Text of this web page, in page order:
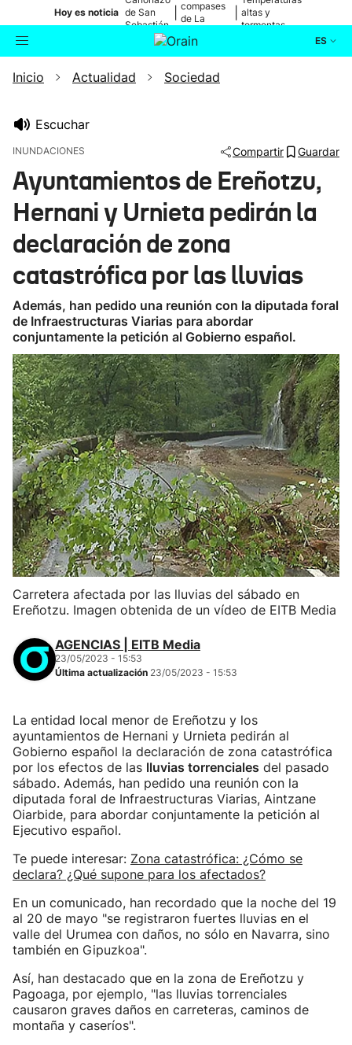
Hoy es noticia de San
Sebastián
compases
de La
altas y
tormentas
ES
Buscador Actualidad
Ikusmiran
Eguraldia
Inicio Actualidad Sociedad
Escuchar
INUNDACIONES Compartir Guardar
Ayuntamientos de Ereñotzu,
Hernani y Urnieta pedirán la
declaración de zona
catastrófica por las lluvias
Además, han pedido una reunión con la diputada foral
de Infraestructuras Viarias para abordar
conjuntamente la petición al Gobierno español.
Carretera afectada por las lluvias del sábado en
Ereñotzu. Imagen obtenida de un vídeo de EITB Media
AGENCIAS | EITB Media
23/05/2023 - 15:53
Última actualización 23/05/2023 - 15:53
La entidad local menor de Ereñotzu y los
ayuntamientos de Hernani y Urnieta pedirán al
Gobierno español la declaración de zona catastrófica
por los efectos de las lluvias torrenciales del pasado
sábado. Además, han pedido una reunión con la
diputada foral de Infraestructuras Viarias, Aintzane
Oiarbide, para abordar conjuntamente la petición al
Ejecutivo español.
Te puede interesar: Zona catastrófica: ¿Cómo se
declara? ¿Qué supone para los afectados?
En un comunicado, han recordado que la noche del 19
al 20 de mayo "se registraron fuertes lluvias en el
valle del Urumea con daños, no sólo en Navarra, sino
también en Gipuzkoa".
Así, han destacado que en la zona de Ereñotzu y
Pagoaga, por ejemplo, "las lluvias torrenciales
causaron graves daños en carreteras, caminos de
montaña y caseríos".